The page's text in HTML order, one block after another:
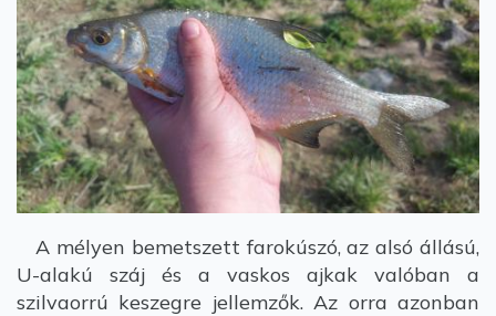
A mélyen bemetszett farokúszó, az alsó állású,
U-alakú száj és a vaskos ajkak valóban a
szilvaorrú keszegre jellemzők. Az orra azonban